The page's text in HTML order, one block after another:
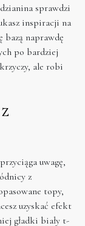
sprawdzi
inspiracji na
bazą naprawdę
po bardziej
ale robi
uwagę,
z
topy,
uzyskać efekt
gładki biały t-